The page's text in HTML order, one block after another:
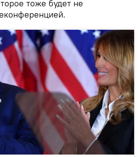
тоже будет не